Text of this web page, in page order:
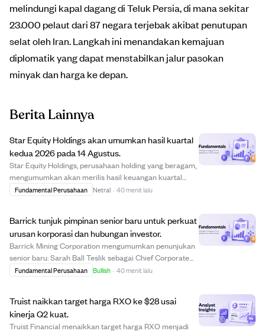
melindungi kapal dagang di Teluk Persia, di mana sekitar
23.000 pelaut dari 87 negara terjebak akibat penutupan
selat oleh Iran. Langkah ini menandakan kemajuan
diplomatik yang dapat menstabilkan jalur pasokan
minyak dan harga ke depan.
Berita Lainnya
Star Equity Holdings akan umumkan hasil kuartal
kedua 2026 pada 14 Agustus.
Star Equity Holdings, perusahaan holding yang beragam,
mengumumkan akan merilis hasil keuangan kuartal
kedua yang berakhir 30 Juni 2026 pada 14 Agustus
dijadwalkan pa...
Fundamental Perusahaan Netral · 40 menit lalu
Barrick tunjuk pimpinan senior baru untuk perkuat
urusan korporasi dan hubungan investor.
Barrick Mining Corporation mengumumkan penunjukan
senior baru: Sarah Ball Teslik sebagai Chief Corporate
Affairs Officer, Daniel Wilner sebagai Senior Vice
Fundamental Perusahaan Bullish · 40 menit lalu
Truist naikkan target harga RXO ke $28 usai
kinerja Q2 kuat.
Truist Financial menaikkan target harga RXO menjadi